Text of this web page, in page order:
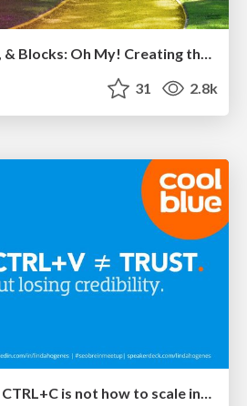
Templates, Plugins, & Blocks: Oh My! Creating the theme that thinks of everything
31 2.8k